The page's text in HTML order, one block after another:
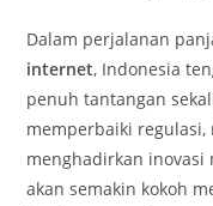
Dalam perjalanan
internet, Indonesia
penuh tantangan
memperbaiki
menghadirkan
akan semakin kokoh